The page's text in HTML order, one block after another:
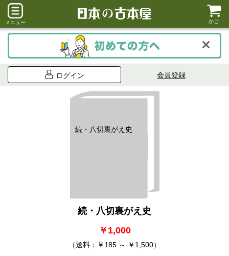
メニュー かご
ログイン 会員登録
続・八切裏がえ史
続・八切裏がえ史
￥1,000
（送料：￥185 ～ ￥1,500）